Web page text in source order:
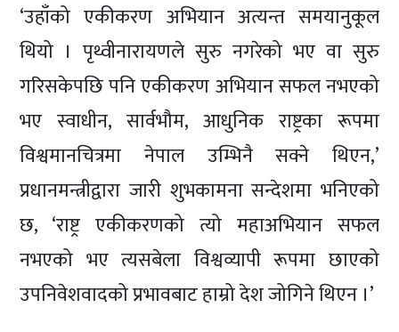
‘उहाँको एकीकरण अभियान अत्यन्त समयानुकूल
थियो । पृथ्वीनारायणले सुरु नगरेको भए वा सुरु
गरिसकेपछि पनि एकीकरण अभियान सफल नभएको
भए स्वाधीन, सार्वभौम, आधुनिक राष्ट्रका रूपमा
विश्वमानचित्रमा नेपाल उम्भिनै सक्ने थिएन,’
प्रधानमन्त्रीद्वारा जारी शुभकामना सन्देशमा भनिएको
छ, ‘राष्ट्र एकीकरणको त्यो महाअभियान सफल
नभएको भए त्यसबेला विश्वव्यापी रूपमा छाएको
उपनिवेशवादको प्रभावबाट हाम्रो देश जोगिने थिएन ।’